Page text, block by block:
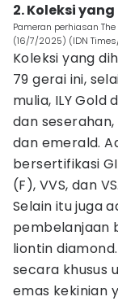
2. Koleksi
Pameran perhiasan
(16/7/2025) (IDN
Koleksi yang
79 gerai ini,
mulia, ILY Gold
dan
dan emerald.
bersertifikasi
(F), VVS, dan VS.
Selain itu juga
pembelanjaan
liontin
secara khusus
emas kekinian